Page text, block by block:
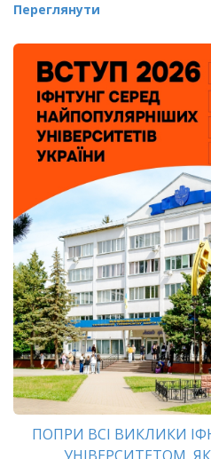
Переглянути
ПОПРИ ВСІ ВИКЛИКИ